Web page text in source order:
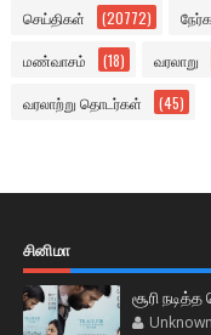
செய்திகள் (20772)
மண்வாசம் (18) வரலாறு
வரலாற்று தொடர்கள் (45)
சினிமா
சூரி
Unknown